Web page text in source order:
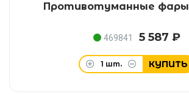
Противотуманные фары
469841 5 587 ₽
1 шт. КУПИТЬ